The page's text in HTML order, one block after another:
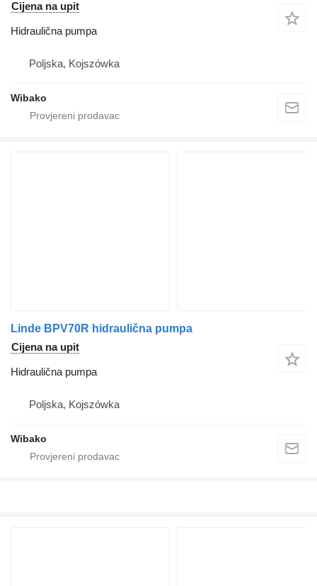
Cijena na upit
Hidraulična pumpa
Poljska, Kojszówka
Wibako
Linde BPV70R hidraulična pumpa
Cijena na upit
Hidraulična pumpa
Poljska, Kojszówka
Wibako